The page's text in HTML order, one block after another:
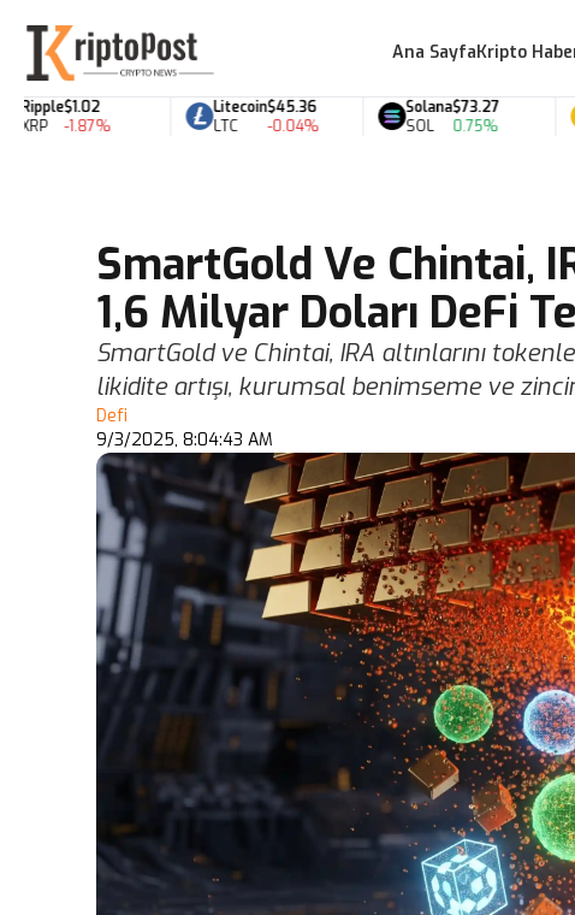
Ana SayfaKripto
$1.02
-1.87%
Litecoin
LTC
$45.36
-0.04%
Solana
SOL
$73.27
0.75%
SmartGold Ve Chintai,
1,6 Milyar Doları DeFi
SmartGold ve Chintai, IRA altınlarını
likidite artışı, kurumsal benimseme ve
Defi
9/3/2025, 8:04:43 AM